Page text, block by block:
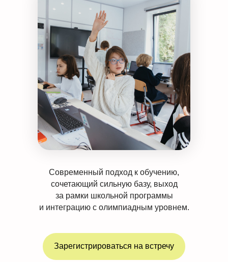
Современный подход к обучению,
сочетающий сильную базу, выход
за рамки школьной программы
и интеграцию с олимпиадным уровнем.
Зарегистрироваться на встречу